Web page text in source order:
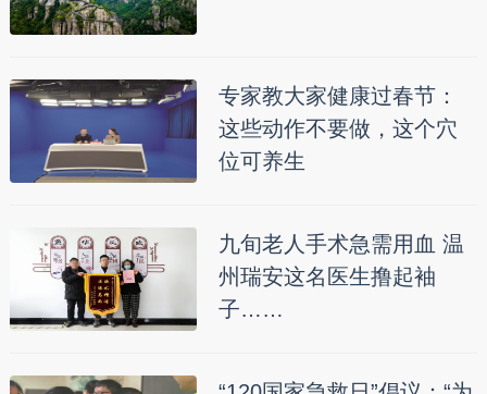
专家教大家健康过春节：
这些动作不要做，这个穴
位可养生
九旬老人手术急需用血 温
州瑞安这名医生撸起袖
子……